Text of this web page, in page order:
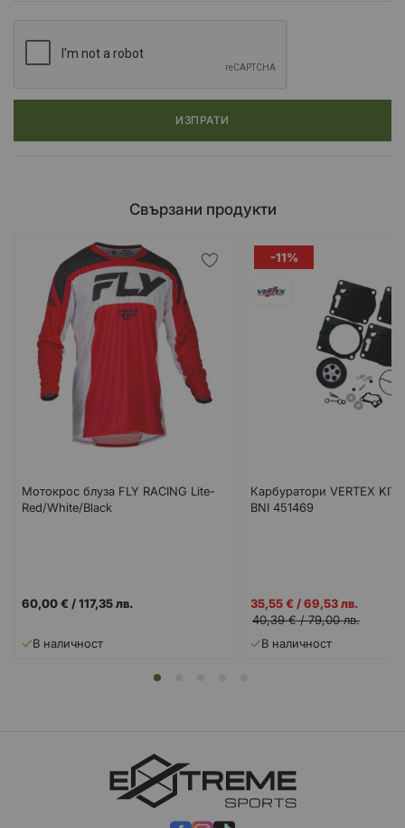
ИЗПРАТИ
Свързани продукти
Мотокрос блуза FLY RACING Lite-
Red/White/Black
60,00 € /117,35 лв.
В наличност
-11%
Карбуратори VERTEX KIT
BNI 451469
Промо
цена
35,55 € /69,53 лв.
40,39 €/79,00 лв.
В наличност